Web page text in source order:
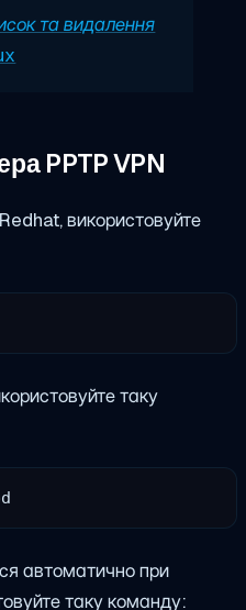
та видалення
PPTP VPN
використовуйте
таку
автоматично при
таку команду: